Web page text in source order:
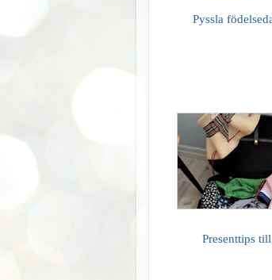
Pyssla
Presenttips